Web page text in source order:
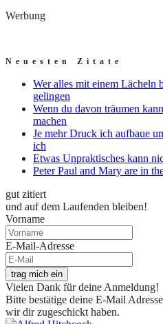
Werbung
Neuesten Zitate
Wer alles mit einem Lächeln
gelingen
Wenn du davon träumen
machen
Je mehr Druck ich aufbaue
ich
Etwas Unpraktisches kann
Peter Paul and Mary are in
gut zitiert
und auf dem Laufenden bleiben!
Vorname
E-Mail-Adresse
trag mich ein
Vielen Dank für deine Anmeldung!
Bitte bestätige deine E-Mail
wir dir zugeschickt haben.